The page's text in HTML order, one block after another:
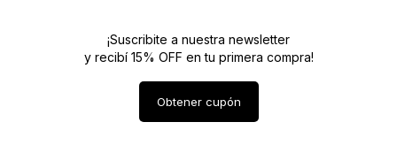
¡Suscribite a nuestra newsletter
y recibí 15% OFF en tu primera compra!
Obtener cupón